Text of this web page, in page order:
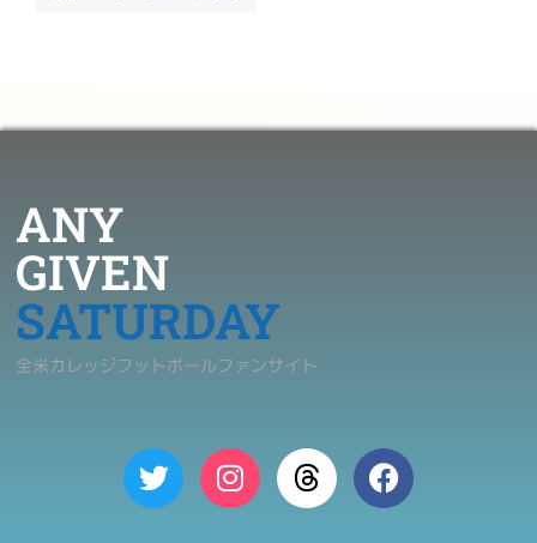
ANY
GIVEN
SATURDAY
全米カレッジフットボールファンサイト